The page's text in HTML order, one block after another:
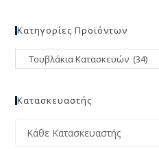
Κατηγορίες Προϊόντων
Κατασκευαστής